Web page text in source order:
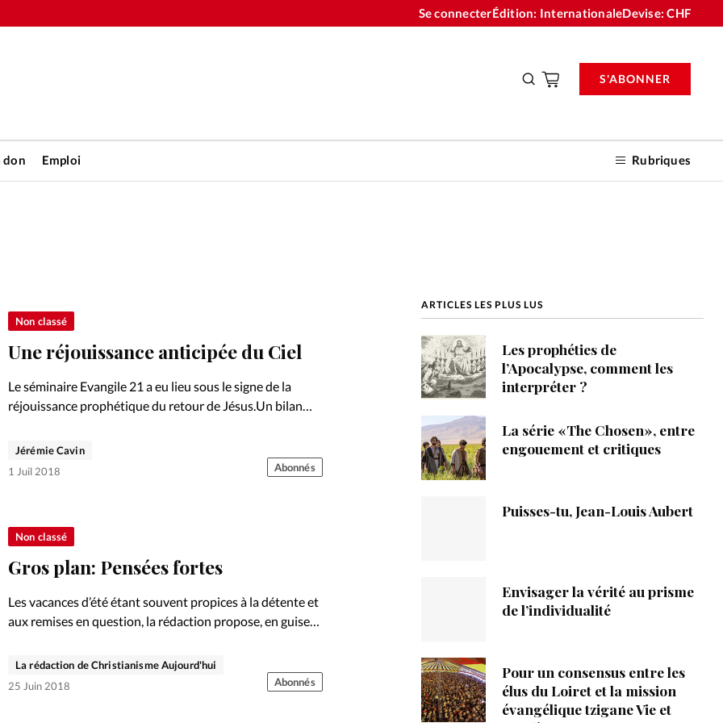
Se connecterÉdition: InternationaleDevise:CHF
don Emploi Rubriques
S'ABONNER
Foi
Opinions
La boutique
À propos
Emploi
Non classé
Une réjouissance anticipée du Ciel
Le séminaire Evangile 21 a eu lieu sous le signe de la
réjouissance prophétique du retour de Jésus.Un bilan
Jérémie Cavin
1 Juil 2018
Abonnés
Non classé
Gros plan: Pensées fortes
Les vacances d’été étant souvent propices à la détente et
aux remises en question, la rédaction propose, en guise
que Dieu pourrait encore vouloir changer…
La rédaction de Christianisme Aujourd'hui
25 Juin 2018
Abonnés
ARTICLES LES PLUS LUS
Les prophéties de
l’Apocalypse, comment les
interpréter ?
La série «The Chosen», entre
engouement et critiques
Puisses-tu, Jean-Louis Aubert
Envisager la vérité au prisme
de l’individualité
Pour un consensus entre les
élus du Loiret et la mission
évangélique tzigane Vie et